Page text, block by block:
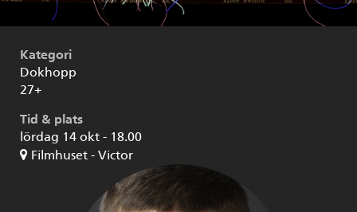
Kategori
Dokhopp
27+
Tid & plats
lördag 14 okt - 18.00
Filmhuset - Victor